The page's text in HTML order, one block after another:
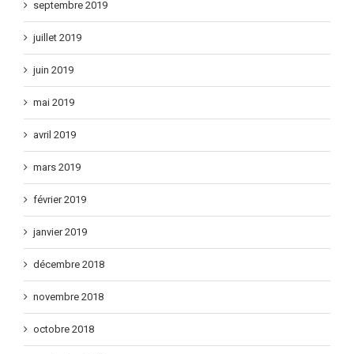
septembre 2019
juillet 2019
juin 2019
mai 2019
avril 2019
mars 2019
février 2019
janvier 2019
décembre 2018
novembre 2018
octobre 2018